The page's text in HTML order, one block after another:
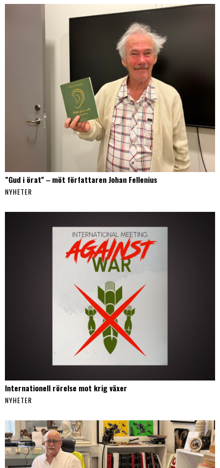
”Gud i örat” ‒ möt författaren Johan Fellenius
NYHETER
Internationell rörelse mot krig växer
NYHETER